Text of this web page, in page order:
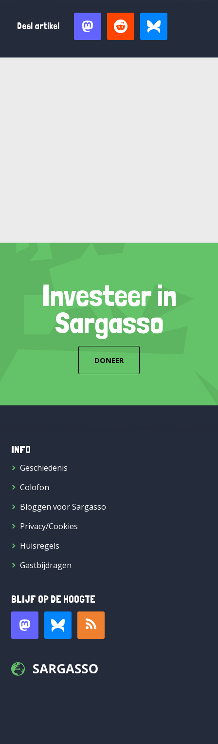
Deel artikel
Investeer in
Sargasso
DONEER
INFO
Geschiedenis
Colofon
Bloggen voor Sargasso
Privacy/Cookies
Huisregels
Gastbijdragen
BLIJF OP DE HOOGTE